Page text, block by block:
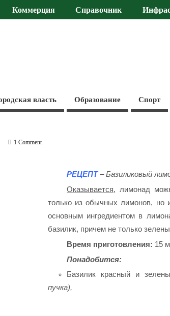
Коммерция Справочник
власть Образование Спорт
1 Comment
РЕЦЕПТ– Базиликовый
Оказывается, лимонад
только из обычных лимонов, но
основным ингредиентом в
базилик, причем не только
Время приготовления: 15
Понадобится:
Базилик красный и
пучка),